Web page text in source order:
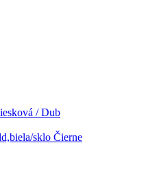
/ Dub
sklo Čierne